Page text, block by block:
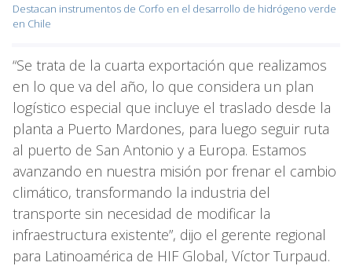
Destacan instrumentos de Corfo en el desarrollo de hidrógeno verde
en Chile
“Se trata de la cuarta exportación que realizamos
en lo que va del año, lo que considera un plan
logístico especial que incluye el traslado desde la
planta a Puerto Mardones, para luego seguir ruta
al puerto de San Antonio y a Europa. Estamos
avanzando en nuestra misión por frenar el cambio
climático, transformando la industria del
transporte sin necesidad de modificar la
infraestructura existente”, dijo el gerente regional
para Latinoamérica de HIF Global, Víctor Turpaud.